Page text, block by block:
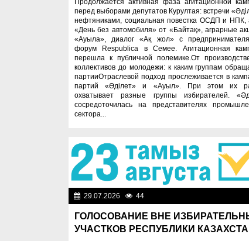
Продолжается активная фаза агитационной
перед выборами депутатов Курултая: встречи
нефтяниками, социальная повестка ОСДП и НПК,
«День без автомобиля» от «Байтақ», аграрные
«Ауыла», диалог «Ақ жол» с
форум Respublica в Семее. Агитационная
перешла к публичной полемике.От
коллективов до молодежи: к каким группам
партииОтраслевой подход прослеживается в
партий «Әділет» и «Ауыл». При этом их
охватывает разные группы избирателей.
сосредоточилась на представителях
сектора...
29.07.2026 44
ГОЛОСОВАНИЕ ВНЕ
УЧАСТКОВ РЕСПУБЛИКИ